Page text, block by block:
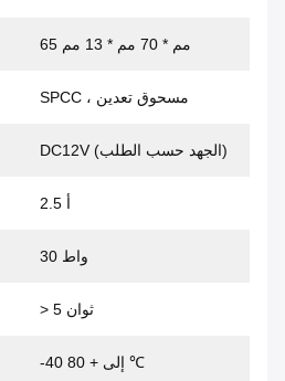
65 مم * 70 مم * 13 مم
SPCC ، مسحوق تعدين
DC12V (الجهد حسب الطلب)
2.5 أ
30 واط
> 5 ثوان
-40 إلى + 80 ℃